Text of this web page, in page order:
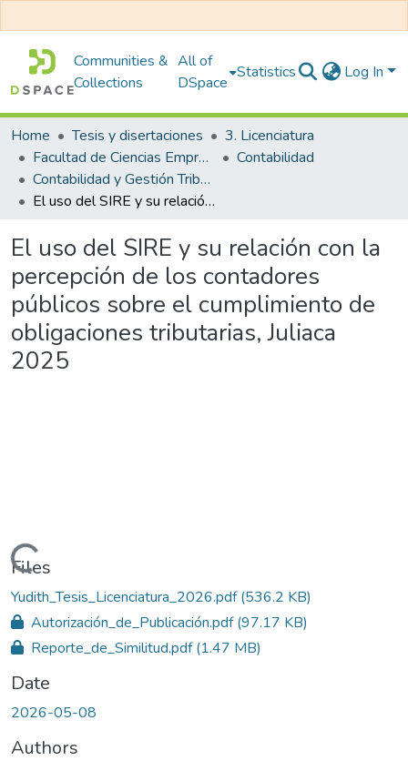
Communities &
Collections
All of
DSpace
Statistics Log In
Home Tesis y disertaciones
3. Licenciatura
Facultad de Ciencias Empresariales
Contabilidad
Contabilidad y Gestión Tributaria
El uso del SIRE y su relación con la percepción de los contadores públicos sobre el cumplimiento de obligaciones tributarias, Juliaca 2025
El uso del SIRE y su relación con la
percepción de los contadores
públicos sobre el cumplimiento de
obligaciones tributarias, Juliaca
2025
Loading...
Files
Yudith_Tesis_Licenciatura_2026.pdf(536.2 KB)
Autorización_de_Publicación.pdf(97.17 KB)
Reporte_de_Similitud.pdf(1.47 MB)
Date
2026-05-08
Authors